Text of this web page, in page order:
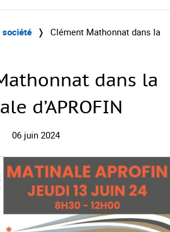
société ❭ Clément Mathonnat dans la
dans la
d’APROFIN
06 juin 2024